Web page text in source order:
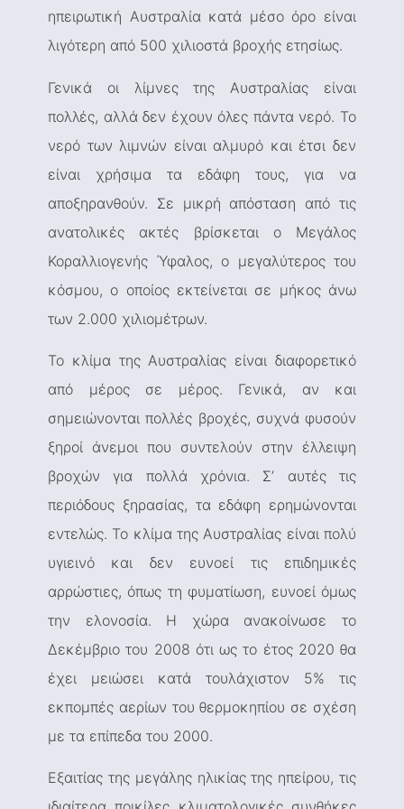
ηπειρωτική Αυστραλία κατά μέσο όρο είναι
λιγότερη από 500 χιλιοστά βροχής ετησίως.
Γενικά οι λίμνες της Αυστραλίας είναι
πολλές, αλλά δεν έχουν όλες πάντα νερό. Το
νερό των λιμνών είναι αλμυρό και έτσι δεν
είναι χρήσιμα τα εδάφη τους, για να
αποξηρανθούν. Σε μικρή απόσταση από τις
ανατολικές ακτές βρίσκεται ο Μεγάλος
Κοραλλιογενής Ύφαλος, ο μεγαλύτερος του
κόσμου, ο οποίος εκτείνεται σε μήκος άνω
των 2.000 χιλιομέτρων.
Το κλίμα της Αυστραλίας είναι διαφορετικό
από μέρος σε μέρος. Γενικά, αν και
σημειώνονται πολλές βροχές, συχνά φυσούν
ξηροί άνεμοι που συντελούν στην έλλειψη
βροχών για πολλά χρόνια. Σ’ αυτές τις
περιόδους ξηρασίας, τα εδάφη ερημώνονται
εντελώς. Το κλίμα της Αυστραλίας είναι πολύ
υγιεινό και δεν ευνοεί τις επιδημικές
αρρώστιες, όπως τη φυματίωση, ευνοεί όμως
την ελονοσία. Η χώρα ανακοίνωσε το
Δεκέμβριο του 2008 ότι ως το έτος 2020 θα
έχει μειώσει κατά τουλάχιστον 5% τις
εκπομπές αερίων του θερμοκηπίου σε σχέση
με τα επίπεδα του 2000.
Εξαιτίας της μεγάλης ηλικίας της ηπείρου, τις